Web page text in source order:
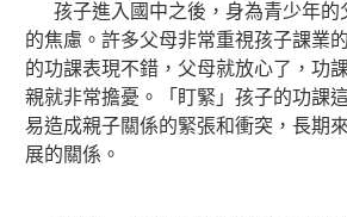
孩子進入國中之後，身為青少年的
的焦慮。許多父母非常重視孩子課業
的功課表現不錯，父母就放心了，功
親就非常擔憂。「盯緊」孩子的功課
易造成親子關係的緊張和衝突，長期
展的關係。